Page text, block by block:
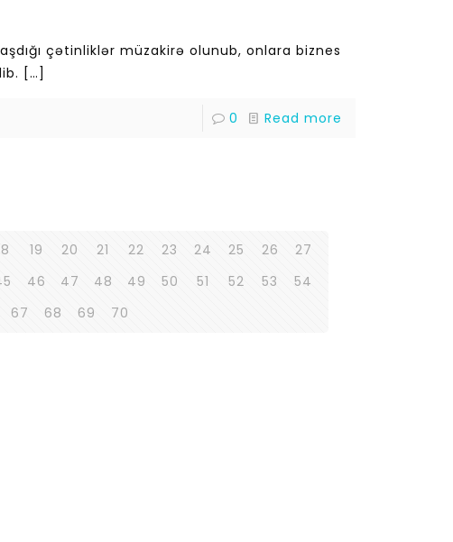
çətinliklər müzakirə olunub, onlara biznes
[…]
0 Read more
19 20 21 22 23 24 25 26
27
46 47 48 49 50 51 52 53
54
67 68 69 70